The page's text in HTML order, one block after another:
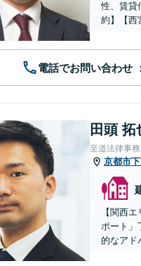
性、賃貸
約】【西
電話でお問い合わせ
田頭 拓
至道法律事
京都市
【関西
ポート」
的なアド